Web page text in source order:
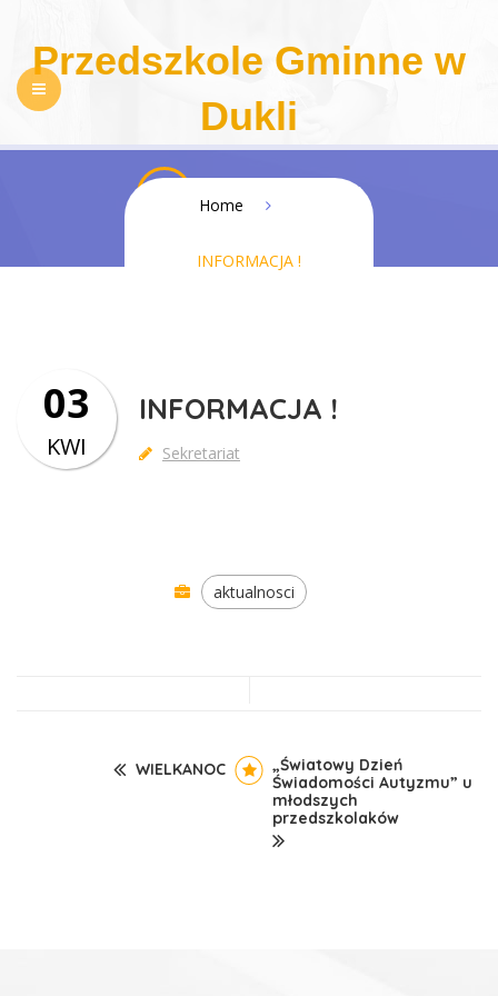
Przedszkole Gminne w
Dukli
NASZE PRZEDSZKOLE REKRUTACJA
INFORMACJA !
Home
INFORMACJA !
INFORMACJA !
Sekretariat
03
KWI
aktualnosci
WIELKANOC
„Światowy Dzień
Świadomości Autyzmu” u
młodszych
przedszkolaków